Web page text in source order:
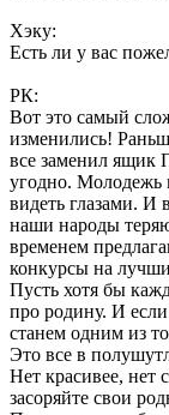
Хэку:
Есть ли у вас
РК:
Вот это самый
изменились!
все заменил ящик
угодно. Молодежь
видеть глазами. И
наши народы
временем
конкурсы на
Пусть хотя бы
про родину. И
станем одним из
Это все в
Нет красивее, нет
засоряйте свои